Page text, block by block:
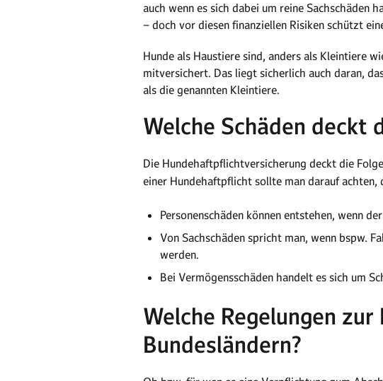
auch wenn es sich dabei um reine
– doch vor diesen finanziellen Risiken schützt
Hunde als Haustiere sind, anders als Kleintiere
mitversichert. Das liegt sicherlich auch daran,
als die genannten Kleintiere.
Welche Schäden deckt
Die Hundehaftpflichtversicherung deckt die
einer Hundehaftpflicht sollte man darauf achten,
Personenschäden können entstehen, wenn
Von Sachschäden spricht man, wenn bspw.
werden.
Bei Vermögensschäden handelt es sich um
Welche Regelungen
Bundesländern?